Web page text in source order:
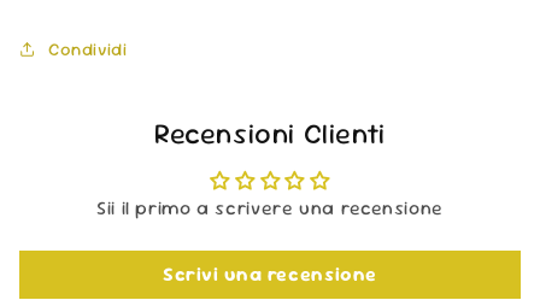
Condividi
Recensioni Clienti
Sii il primo a scrivere una recensione
Scrivi una recensione